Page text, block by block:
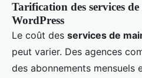
Tarification des services
WordPress
Le coût des services de
peut varier. Des agences
des abonnements mensuels